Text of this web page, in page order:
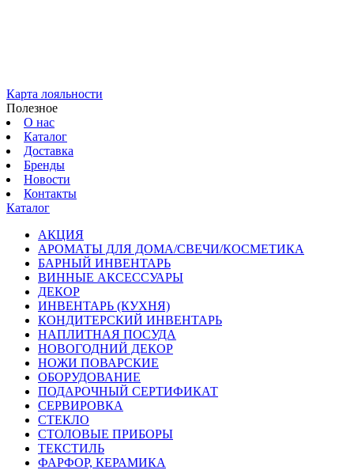
Карта лояльности
Полезное
О нас
Каталог
Доставка
Бренды
Новости
Контакты
Каталог
АКЦИЯ
АРОМАТЫ ДЛЯ ДОМА/СВЕЧИ/КОСМЕТИКА
БАРНЫЙ ИНВЕНТАРЬ
ВИННЫЕ АКСЕССУАРЫ
ДЕКОР
ИНВЕНТАРЬ (КУХНЯ)
КОНДИТЕРСКИЙ ИНВЕНТАРЬ
НАПЛИТНАЯ ПОСУДА
НОВОГОДНИЙ ДЕКОР
НОЖИ ПОВАРСКИЕ
ОБОРУДОВАНИЕ
ПОДАРОЧНЫЙ СЕРТИФИКАТ
СЕРВИРОВКА
СТЕКЛО
СТОЛОВЫЕ ПРИБОРЫ
ТЕКСТИЛЬ
ФАРФОР, КЕРАМИКА